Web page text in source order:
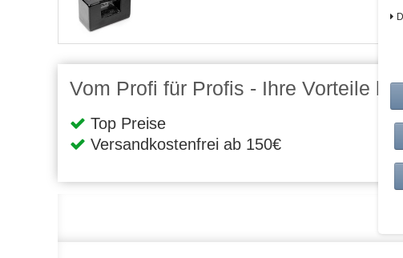
Vom Profi für Profis - Ihre Vorteile
Top Preise
Versandkostenfrei ab 150€